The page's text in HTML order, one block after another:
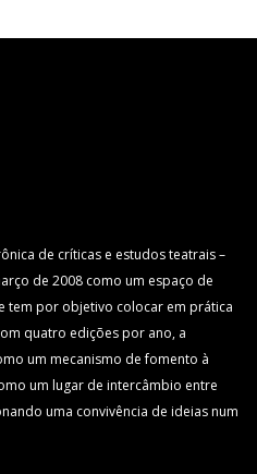
de críticas e estudos teatrais –
de 2008 como um espaço de
tem por objetivo colocar em prática
quatro edições por ano, a
um mecanismo de fomento à
um lugar de intercâmbio entre
uma convivência de ideias num